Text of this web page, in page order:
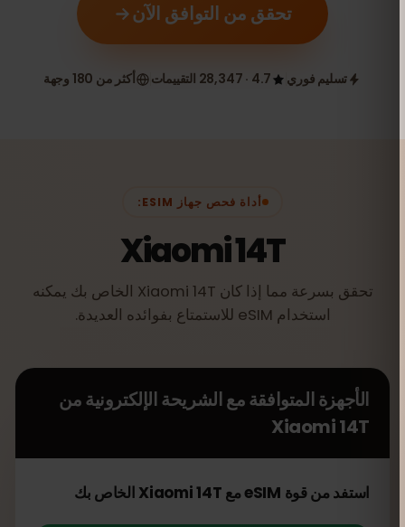
تحقق من التوافق الآن
تسليم فوري 4.7 · 28,347 التقييمات أكثر من 180 وجهة
أداة فحص جهاز ESIM:
Xiaomi 14T
تحقق بسرعة مما إذا كان Xiaomi 14T الخاص بك يمكنه
استخدام eSIM للاستمتاع بفوائده العديدة.
الأجهزة المتوافقة مع الشريحة الإلكترونية من
Xiaomi 14T
استفد من قوة eSIM مع Xiaomi 14T الخاص بك